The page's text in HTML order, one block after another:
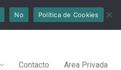
Contacto Area Privada
No Política de Cookies